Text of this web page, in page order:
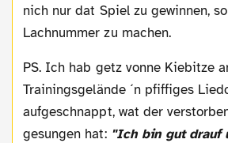
nich nur dat Spiel zu gewinnen,
Lachnummer zu machen.
PS. Ich hab getz vonne Kiebitze anen
Trainingsgelände ´n pfiffiges
aufgeschnappt, wat der
gesungen hat: "Ich bin gut drauf